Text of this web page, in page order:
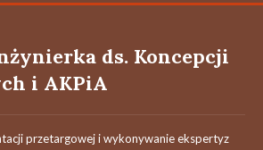
ds. Koncepcji
i AKPiA
przetargowej i wykonywanie ekspertyz